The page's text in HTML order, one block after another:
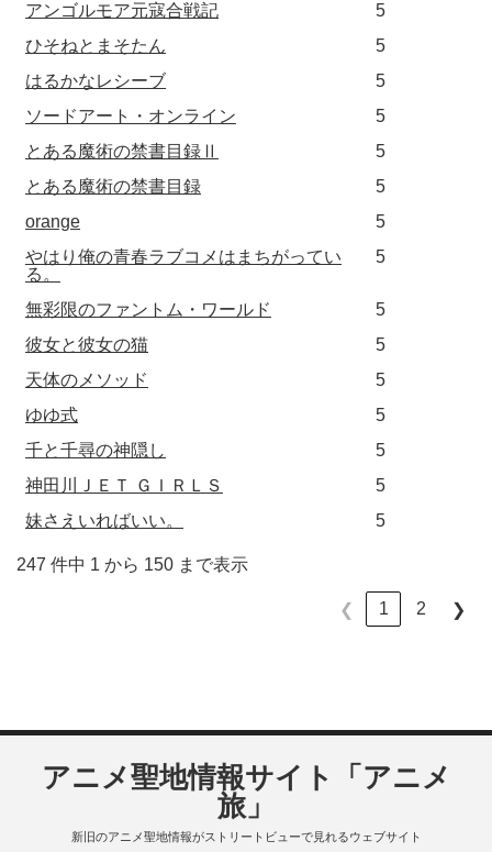
アンゴルモア元寇合戦記
5
ひそねとまそたん
5
はるかなレシーブ
5
ソードアート・オンライン
5
とある魔術の禁書目録Ⅱ
5
とある魔術の禁書目録
5
orange
5
やはり俺の青春ラブコメはまちがってい
る。
5
無彩限のファントム・ワールド
5
彼女と彼女の猫
5
天体のメソッド
5
ゆゆ式
5
千と千尋の神隠し
5
神田川ＪＥＴ ＧＩＲＬＳ
5
妹さえいればいい。
5
247 件中 1 から 150 まで表示
❮ 1 2 ❯
アニメ聖地情報サイト「アニメ
旅」
新旧のアニメ聖地情報がストリートビューで見れるウェブサイト